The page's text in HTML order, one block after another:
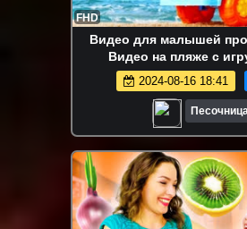
FHD
Видео для малышей
Видео на пляже с
2024-08-16 18:41